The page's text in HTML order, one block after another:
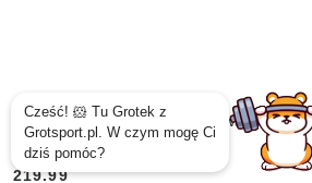
V5M5000 Molten Piłka Siatkowa
219.99